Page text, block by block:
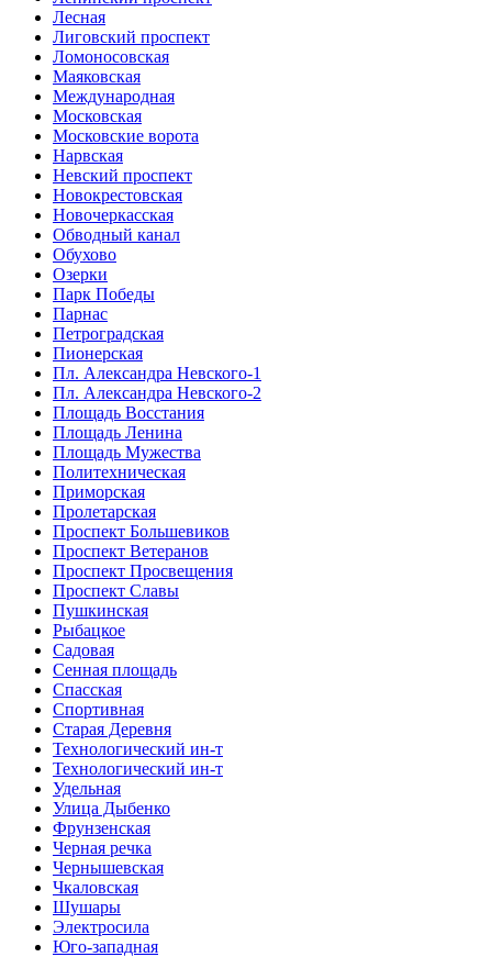
Лесная
Лиговский проспект
Ломоносовская
Маяковская
Международная
Московская
Московские ворота
Нарвская
Невский проспект
Новокрестовская
Новочеркасская
Обводный канал
Обухово
Озерки
Парк Победы
Парнас
Петроградская
Пионерская
Пл. Александра Невского-1
Пл. Александра Невского-2
Площадь Восстания
Площадь Ленина
Площадь Мужества
Политехническая
Приморская
Пролетарская
Проспект Большевиков
Проспект Ветеранов
Проспект Просвещения
Проспект Славы
Пушкинская
Рыбацкое
Садовая
Сенная площадь
Спасская
Спортивная
Старая Деревня
Технологический ин-т
Технологический ин-т
Удельная
Улица Дыбенко
Фрунзенская
Черная речка
Чернышевская
Чкаловская
Шушары
Электросила
Юго-западная